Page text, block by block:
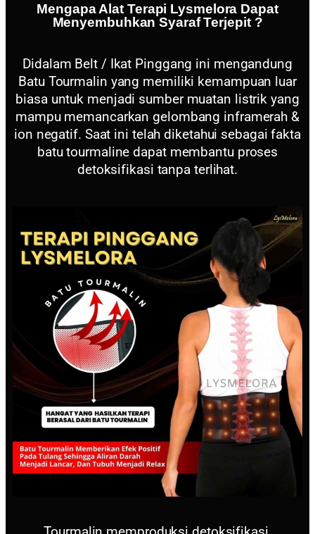
Mengapa Alat Terapi Lysmelora Dapat
Menyembuhkan Syaraf Terjepit ?
Didalam Belt / Ikat Pinggang ini mengandung
Batu Tourmalin yang memiliki kemampuan luar
biasa untuk menjadi sumber muatan listrik yang
mampu memancarkan gelombang inframerah &
ion negatif. Saat ini telah diketahui sebagai fakta
batu tourmaline dapat membantu proses
detoksifikasi tanpa terlihat.